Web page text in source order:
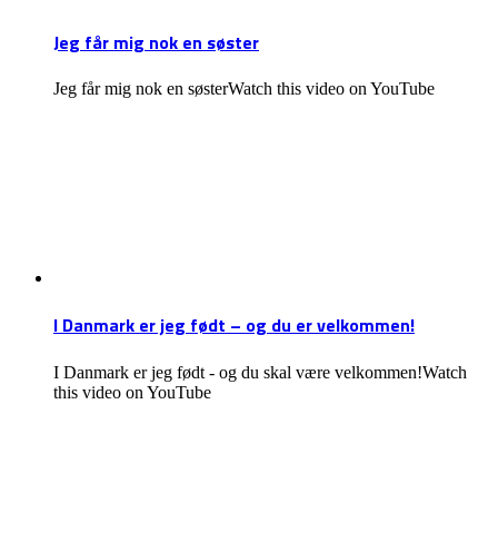
Jeg får mig nok en søster
Jeg får mig nok en søsterWatch this video on YouTube
I Danmark er jeg født – og du er velkommen!
I Danmark er jeg født - og du skal være velkommen!Watch
this video on YouTube